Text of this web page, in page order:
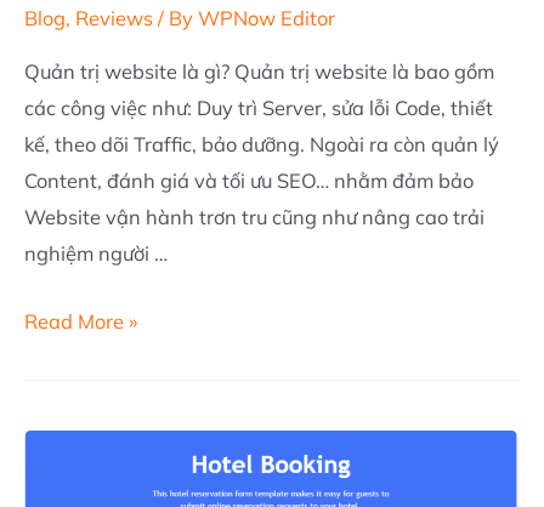
Blog, Reviews / By WPNow Editor
Quản trị website là gì? Quản trị website là bao gồm
các công việc như: Duy trì Server, sửa lỗi Code, thiết
kế, theo dõi Traffic, bảo dưỡng. Ngoài ra còn quản lý
Content, đánh giá và tối ưu SEO… nhằm đảm bảo
Website vận hành trơn tru cũng như nâng cao trải
nghiệm người …
Tự
quản
Read More »